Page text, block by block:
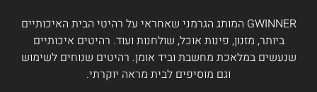
GWINNER המותג הגרמני שאחראי על רהיטי הבית האיכותיים
ביותר, מזנון, פינות אוכל, שולחנות ועוד. רהיטים איכותיים
שנעשים במלאכת מחשבת וביד אומן. רהיטים שנוחים לשימוש
וגם מוסיפים לבית מראה יוקרתי.